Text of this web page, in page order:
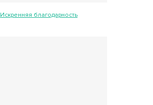
Искренняя благодарность